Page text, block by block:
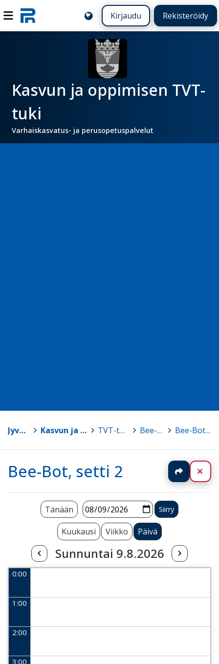
Kirjaudu Rekisteröidy
Kasvun ja oppimisen TVT-
tuki
Varhaiskasvatus- ja perusopetuspalvelut
Jyväskylä Kasvun ja oppimisen TVT-tuki > TVT-tarvikelainaamo > Bee-Bot -robotit > Bee-Bot, setti 2
Bee-Bot, setti 2 Jaa
Kuukausi Viikko Päivä
Sunnuntai 9.8.2026
Tänään
0:00
1:00
2:00
3:00